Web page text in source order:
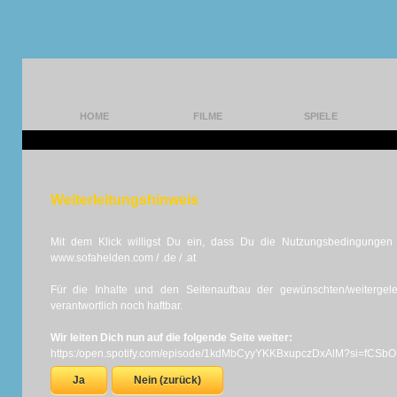
HOME FILME SPIELE
Weiterleitungshinweis
Mit dem Klick willigst Du ein, dass Du die
www.sofahelden.com / .de / .at
Für die Inhalte und den Seitenaufbau der gewünschten/
verantwortlich noch haftbar.
Wir leiten Dich nun auf die folgende Seite weiter:
https:/open.spotify.com/episode/
Ja Nein (zurück)